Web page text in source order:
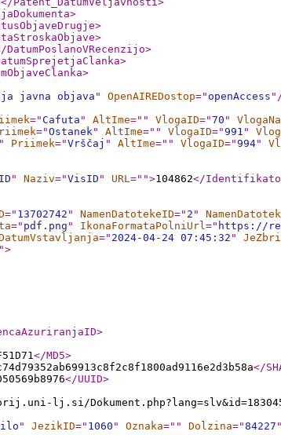
>
>
>
DatumPoslanoVRecenzijo>
>
>
javna objava " OpenAIREDostop=" openAccess "
="Cafuta " AltIme=" " VlogaID="70 "
="Ostanek" AltIme=" " VlogaID="991 "
" Priimek="Vrščaj " AltIme=" " VlogaID="994"
" Naziv="VisID " URL=" ">104862</
=" 13702742 " NamenDatotekeID=" 2 "
=" pdf.png " IkonaFormataPolniUrl=" https://
=" 2024-04-24 07:45:32 "
">
>
</MD5>
</
</UUID>
lj.si/
" JezikID=" 1060 " Oznaka=" " Dolzina="84227 "